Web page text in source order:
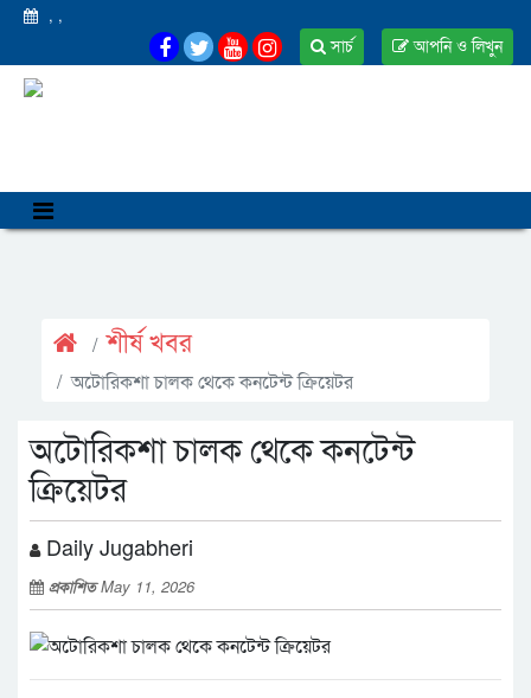
, ,
আপনি ও লিখুন
সার্চ
শীর্ষ খবর
অটোরিকশা চালক থেকে কনটেন্ট ক্রিয়েটর
অটোরিকশা চালক থেকে কনটেন্ট
ক্রিয়েটর
Daily Jugabheri
প্রকাশিতMay 11, 2026